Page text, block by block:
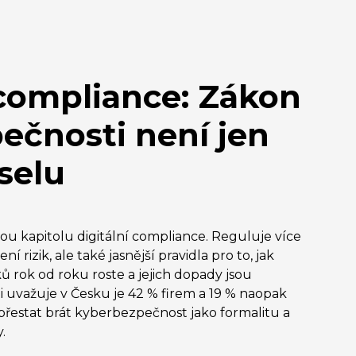
Zákon
není jen
kapitolu digitální compliance. Reguluje více
rizik, ale také jasnější pravidla pro to, jak
rok od roku roste a jejich dopady jsou
v Česku je 42 % firem a 19 % naopak
brát kyberbezpečnost jako formalitu a